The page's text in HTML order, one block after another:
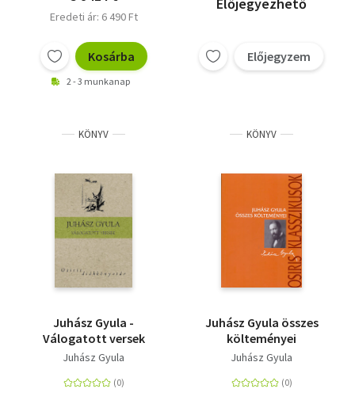
Eredeti ár: 6 490 Ft
Kosárba
2 - 3 munkanap
Előjegyzem
KÖNYV
Juhász Gyula -
Válogatott versek
Juhász Gyula
KÖNYV
Juhász Gyula összes
költeményei
Juhász Gyula